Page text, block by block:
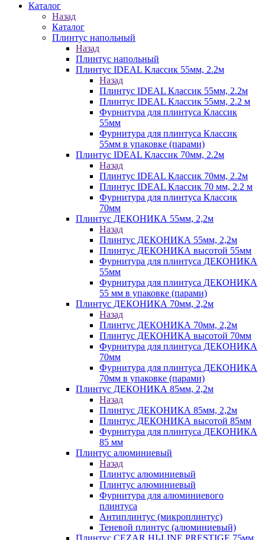
Каталог
Назад
Каталог
Плинтус напольный
Назад
Плинтус напольный
Плинтус IDEAL Классик 55мм, 2.2м
Назад
Плинтус IDEAL Классик 55мм, 2.2м
Плинтус IDEAL Классик 55мм, 2.2 м
Фурнитура для плинтуса Классик
55мм
Фурнитура для плинтуса Классик
55мм в упаковке (парами)
Плинтус IDEAL Классик 70мм, 2.2м
Назад
Плинтус IDEAL Классик 70мм, 2.2м
Плинтус IDEAL Классик 70 мм, 2.2 м
Фурнитура для плинтуса Классик
70мм
Плинтус ДЕКОНИКА 55мм, 2,2м
Назад
Плинтус ДЕКОНИКА 55мм, 2,2м
Плинтус ДЕКОНИКА высотой 55мм
Фурнитура для плинтуса ДЕКОНИКА
55мм
Фурнитура для плинтуса ДЕКОНИКА
55 мм в упаковке (парами)
Плинтус ДЕКОНИКА 70мм, 2,2м
Назад
Плинтус ДЕКОНИКА 70мм, 2,2м
Плинтус ДЕКОНИКА высотой 70мм
Фурнитура для плинтуса ДЕКОНИКА
70мм
Фурнитура для плинтуса ДЕКОНИКА
70мм в упаковке (парами)
Плинтус ДЕКОНИКА 85мм, 2,2м
Назад
Плинтус ДЕКОНИКА 85мм, 2,2м
Плинтус ДЕКОНИКА высотой 85мм
Фурнитура для плинтуса ДЕКОНИКА
85 мм
Плинтус алюминиевый
Назад
Плинтус алюминиевый
Плинтус алюминиевый
Фурнитура для алюминиевого
плинтуса
Антиплинтус (микроплинтус)
Теневой плинтус (алюминиевый)
Плинтус CEZAR HI-LINE PRESTIGE 75мм